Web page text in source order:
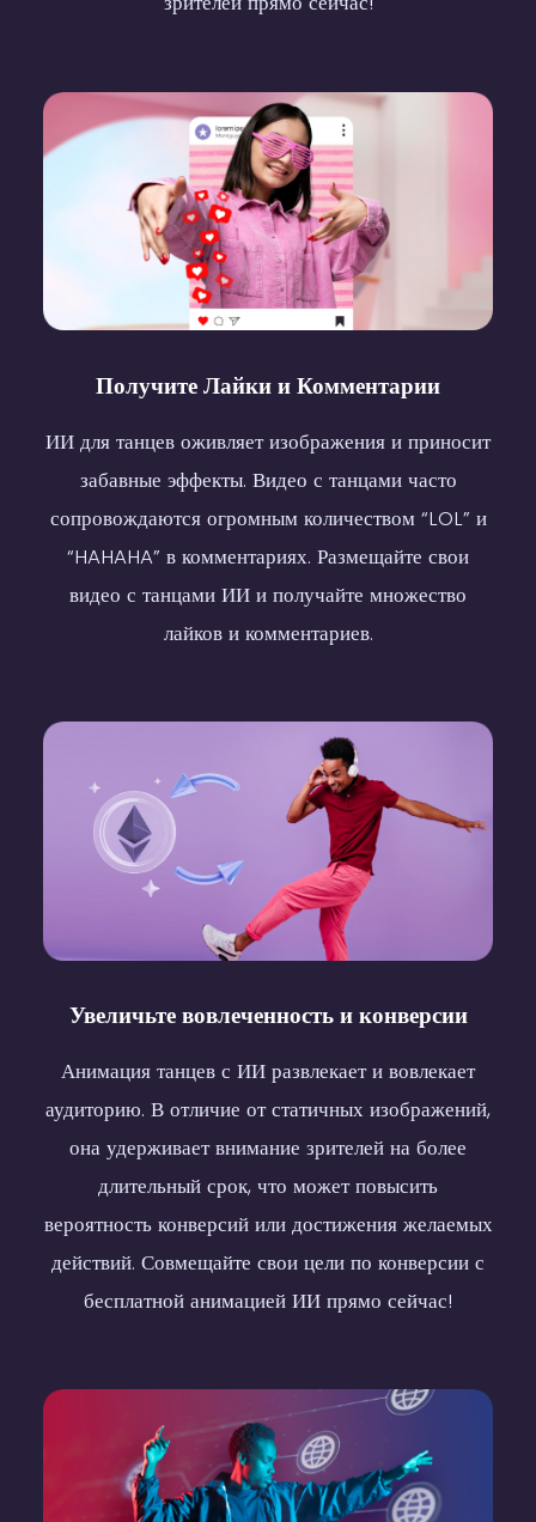
body shake
Body Shake
Fun Dance
Jazz Dance Shake
Body Wave Side Hip Bumps Body Shake
Получите Лайки и Комментарии
ИИ для танцев оживляет изображения и приносит
забавные эффекты. Видео с танцами часто
сопровождаются огромным количеством “LOL” и
“HAHAHA” в комментариях. Размещайте свои
видео с танцами ИИ и получайте множество
лайков и комментариев.
Увеличьте вовлеченность и конверсии
Анимация танцев с ИИ развлекает и вовлекает
аудиторию. В отличие от статичных изображений,
она удерживает внимание зрителей на более
длительный срок, что может повысить
вероятность конверсий или достижения желаемых
действий. Совмещайте свои цели по конверсии с
бесплатной анимацией ИИ прямо сейчас!